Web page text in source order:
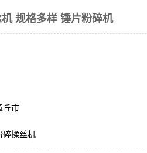
规格多样 锤片粉碎机
丘市
碎揉丝机